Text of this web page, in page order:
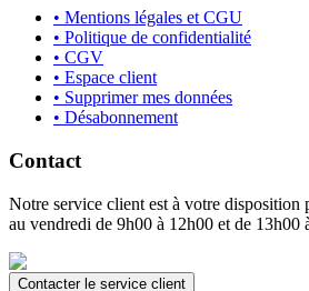
• Mentions légales et CGU
• Politique de confidentialité
• CGV
• Espace client
• Supprimer mes données
• Désabonnement
Contact
Notre service client est à votre disposition
au vendredi de 9h00 à 12h00 et de 13h00
Contacter le service client